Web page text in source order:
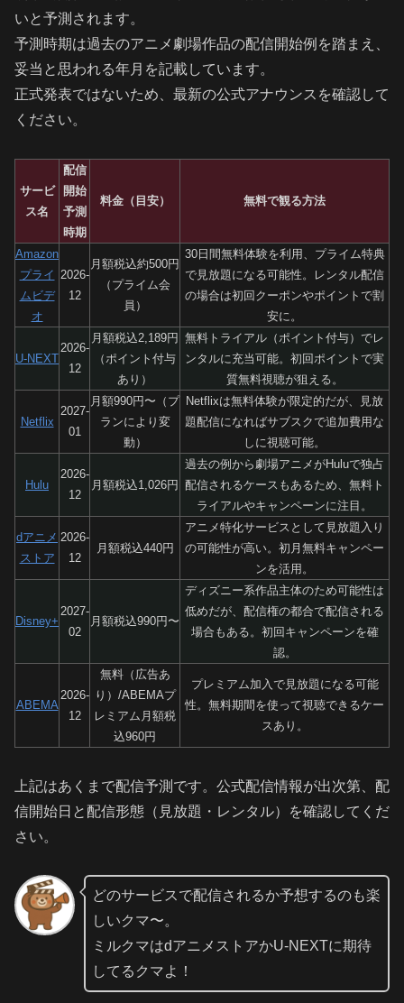
いと予測されます。
予測時期は過去のアニメ劇場作品の配信開始例を踏まえ、
妥当と思われる年月を記載しています。
正式発表ではないため、最新の公式アナウンスを確認して
ください。
サービ
ス名
配信
開始
予測
時期
料金（目安） 無料で観る方法
Amazon
プライ
ムビデ
オ
2026-
12
月額税込約500円
（プライム会
員）
30日間無料体験を利用、プライム特典
で見放題になる可能性。レンタル配信
の場合は初回クーポンやポイントで割
安に。
U-NEXT
2026-
12
月額税込2,189円
（ポイント付与
あり）
無料トライアル（ポイント付与）でレ
ンタルに充当可能。初回ポイントで実
質無料視聴が狙える。
Netflix
2027-
01
月額990円〜（プ
ランにより変
動）
Netflixは無料体験が限定的だが、見放
題配信になればサブスクで追加費用な
しに視聴可能。
Hulu
2026-
12
月額税込1,026円
過去の例から劇場アニメがHuluで独占
配信されるケースもあるため、無料ト
ライアルやキャンペーンに注目。
dアニメ
ストア
2026-
12
月額税込440円
アニメ特化サービスとして見放題入り
の可能性が高い。初月無料キャンペー
ンを活用。
Disney+
2027-
02
月額税込990円〜
ディズニー系作品主体のため可能性は
低めだが、配信権の都合で配信される
場合もある。初回キャンペーンを確
認。
ABEMA
2026-
12
無料（広告あ
り）/ABEMAプ
レミアム月額税
込960円
プレミアム加入で見放題になる可能
性。無料期間を使って視聴できるケー
スあり。
上記はあくまで配信予測です。公式配信情報が出次第、配
信開始日と配信形態（見放題・レンタル）を確認してくだ
さい。
どのサービスで配信されるか予想するのも楽
しいクマ〜。
ミルクマはdアニメストアかU-NEXTに期待
してるクマよ！